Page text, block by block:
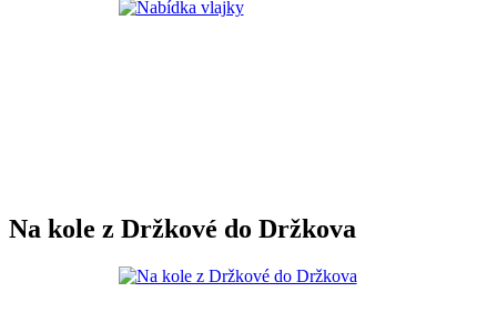
Na kole z Držkové do Držkova